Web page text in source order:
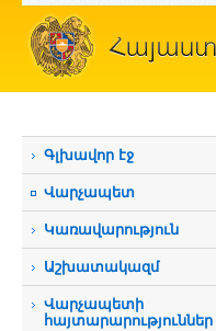
Գլխավոր էջ
Վարչապետ
Կառավարություն
Աշխատակազմ
Վարչապետի
հայտարարություններ